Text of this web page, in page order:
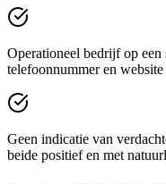
Operationeel bedrijf op
telefoonnummer en
Geen indicatie van
beide positief en met